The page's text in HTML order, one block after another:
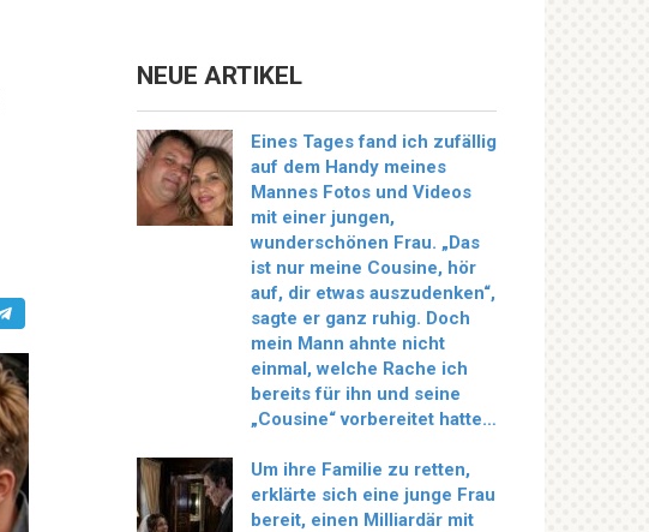
NEUE ARTIKEL
Eines Tages fand ich zufällig
auf dem Handy meines
Mannes Fotos und Videos
mit einer jungen,
wunderschönen Frau. „Das
ist nur meine Cousine, hör
auf, dir etwas auszudenken“,
sagte er ganz ruhig. Doch
mein Mann ahnte nicht
einmal, welche Rache ich
bereits für ihn und seine
„Cousine“ vorbereitet hatte…
Um ihre Familie zu retten,
erklärte sich eine junge Frau
bereit, einen Milliardär mit